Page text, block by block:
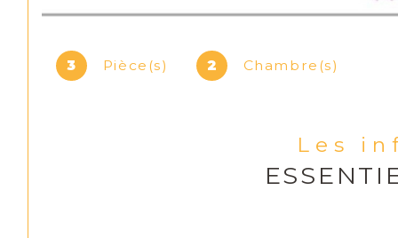
3 Pièce(s) 2 Chambre(s)
Les